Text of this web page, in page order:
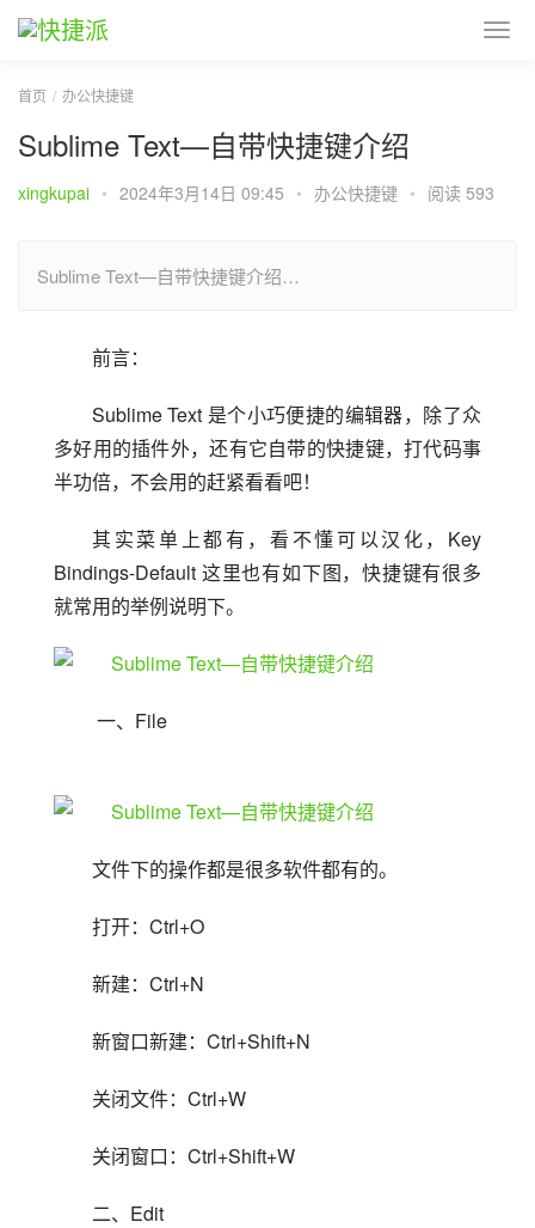
首页 办公快捷键
Sublime Text—自带快捷键介绍
xingkupai • 2024年3月14日 09:45 • 办公快捷键 • 阅读 593
Sublime Text—自带快捷键介绍…
前言：
Sublime Text 是个小巧便捷的编辑器，除了众
多好用的插件外，还有它自带的快捷键，打代码事
半功倍，不会用的赶紧看看吧！
其实菜单上都有，看不懂可以汉化，Key
Bindings-Default 这里也有如下图，快捷键有很多
就常用的举例说明下。
一、File
文件下的操作都是很多软件都有的。
打开：Ctrl+O
新建：Ctrl+N
新窗口新建：Ctrl+Shift+N
关闭文件：Ctrl+W
关闭窗口：Ctrl+Shift+W
二、Edit